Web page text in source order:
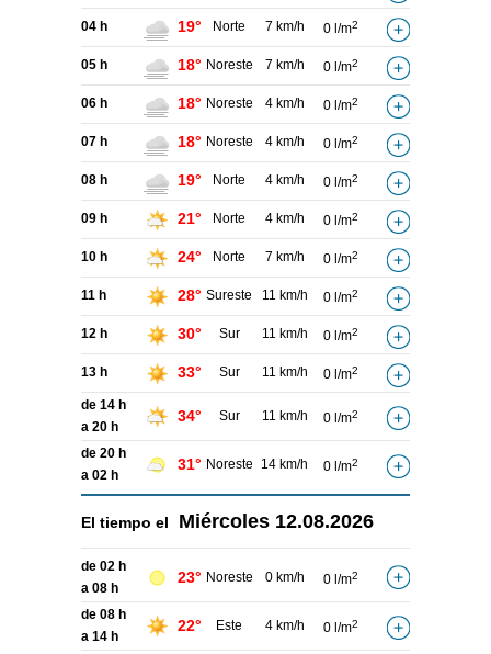
04 h 19° Norte 7 km/h 0 l/m2
05 h 18° Noreste 7 km/h 0 l/m2
06 h 18° Noreste 4 km/h 0 l/m2
07 h 18° Noreste 4 km/h 0 l/m2
08 h 19° Norte 4 km/h 0 l/m2
09 h 21° Norte 4 km/h 0 l/m2
10 h 24° Norte 7 km/h 0 l/m2
11 h 28° Sureste 11 km/h 0 l/m2
12 h 30° Sur 11 km/h 0 l/m2
13 h 33° Sur 11 km/h 0 l/m2
de 14 h
a 20 h
34° Sur 11 km/h 0 l/m2
de 20 h
a 02 h
31° Noreste 14 km/h 0 l/m2
El tiempo el Miércoles 12.08.2026
de 02 h
a 08 h
23° Noreste 0 km/h 0 l/m2
de 08 h
a 14 h
22° Este 4 km/h 0 l/m2